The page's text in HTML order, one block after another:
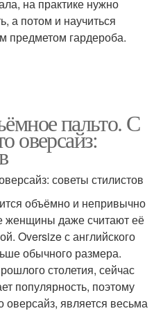
на практике нужно
а потом и научиться
предметом гардероба.
пальто. С
оверсайз:
советы стилистов
объёмно и непривычно
женщины даже считают её
Oversize с английского
обычного размера.
столетия, сейчас
популярность, поэтому
оверсайз, является весьма